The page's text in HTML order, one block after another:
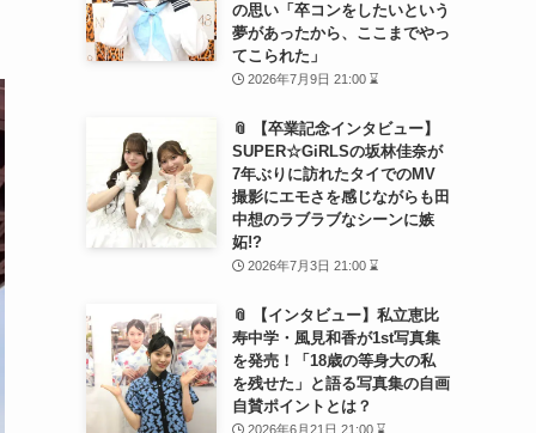
の思い「卒コンをしたいという
夢があったから、ここまでやっ
てこられた」
2026年7月9日 21:00 ⌛
📎 【卒業記念インタビュー】
SUPER☆GiRLSの坂林佳奈が
7年ぶりに訪れたタイでのMV
撮影にエモさを感じながらも田
中想のラブラブなシーンに嫉
妬!?
2026年7月3日 21:00 ⌛
📎 【インタビュー】私立恵比
寿中学・風見和香が1st写真集
を発売！「18歳の等身大の私
を残せた」と語る写真集の自画
自賛ポイントとは？
2026年6月21日 21:00 ⌛